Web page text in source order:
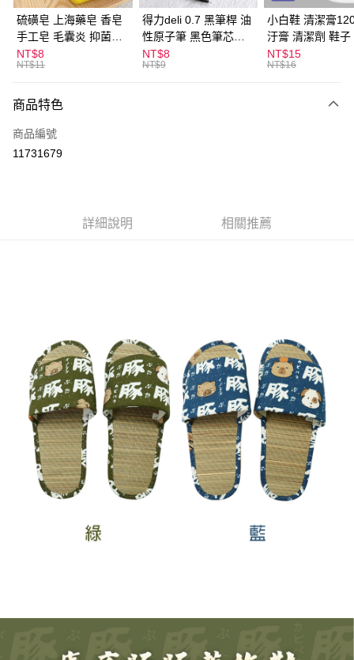
悠遊付
ATM付款
全家取貨付款
每筆NT$60，滿NT$599(含以上)免運費
付款後全家取貨
每筆NT$60，滿NT$599(含以上)免運費
硫磺皂 上海藥皂 香皂
手工皂 毛囊炎 抑菌除
蟎 清潔護膚 去油去痘
寵物皮膚病 狗狗貓咪
NT$8
NT$11
得力deli 0.7 黑筆桿 油
性原子筆 黑色筆芯
S304
NT$8
NT$9
小白鞋 清潔膏
汙膏 清潔劑 鞋子
漬 白皮鞋 鞋油
NT$15
NT$16
商品特色
商品編號
11731679
詳細說明 相關推薦